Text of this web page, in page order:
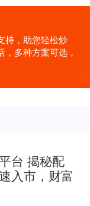
持，助您轻松炒
多种方案可选，
台 揭秘配
入市，财富